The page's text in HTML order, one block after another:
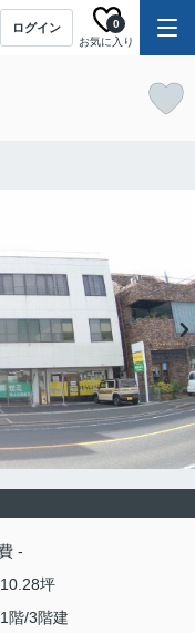
ログイン
お気に入り
0
-
10.28坪
1階/3階建